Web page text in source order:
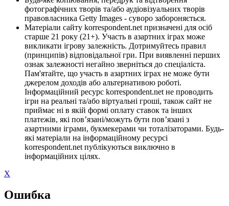
фотографічних творів та/або аудіовізуальних творів
правовласника Getty Images - суворо забороняється.
Матеріали сайту korrespondent.net призначені для осіб
старше 21 року (21+). Участь в азартних іграх може
викликати ігрову залежність. Дотримуйтесь правил
(принципів) відповідальної гри. При виявленні перших
ознак залежності негайно зверніться до спеціаліста.
Пам'ятайте, що участь в азартних іграх не може бути
джерелом доходів або альтернативою роботі.
Інформаційний ресурс korrespondent.net не проводить
ігри на реальні та/або віртуальні гроші, також сайт не
приймає ні в якій формі оплату ставок та інших
платежів, які пов’язані/можуть бути пов’язані з
азартними іграми, букмекерами чи тоталізаторами. Будь-
які матеріали на інформаційному ресурсі
korrespondent.net публікуються виключно в
інформаційних цілях.
X
Ошибка